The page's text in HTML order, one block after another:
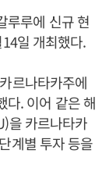
루루에 신규 현
일 개최했다.
르나타카주에
다. 이어 같은 해
을 카르나타카
계별 투자 등을